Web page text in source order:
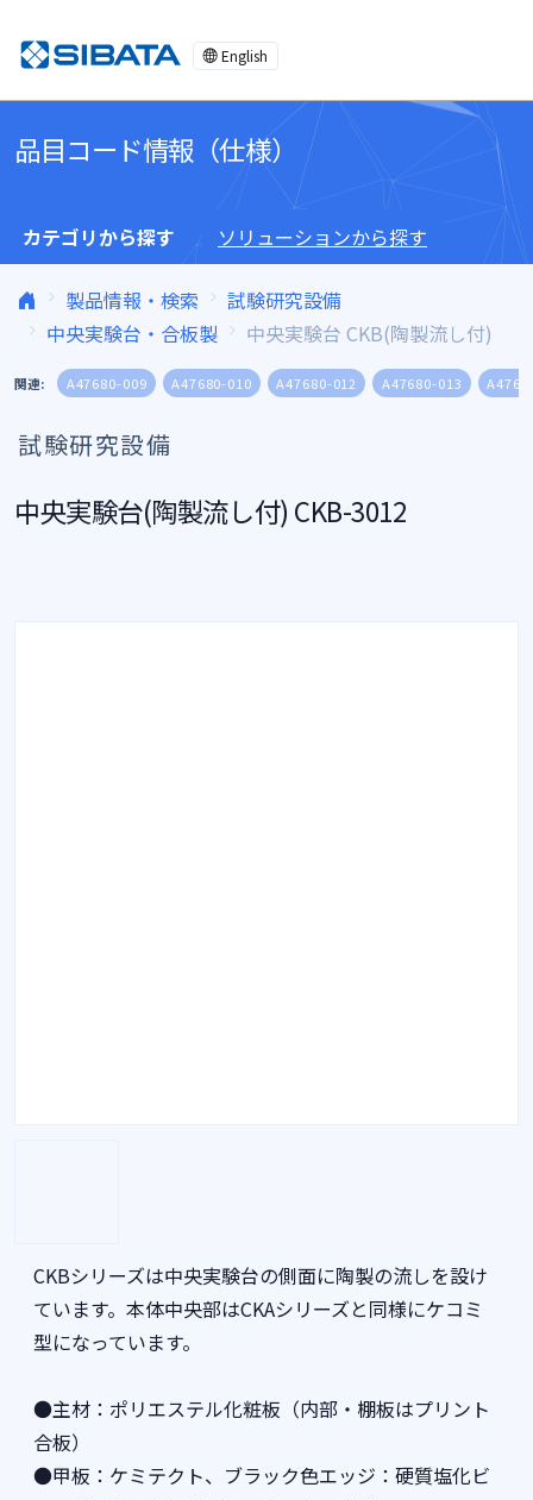
English
品目コード情報（仕様）
カテゴリから探す ソリューションから探す
製品情報・検索
試験研究設備
中央実験台・合板製
中央実験台 CKB(陶製流し付)
関連: A47680-009 A47680-010 A47680-012 A47680-013
試験研究設備
中央実験台(陶製流し付) CKB-3012
CKBシリーズは中央実験台の側面に陶製の流しを設け
ています。本体中央部はCKAシリーズと同様にケコミ
型になっています。
●主材：ポリエステル化粧板（内部・棚板はプリント
合板）
●甲板：ケミテクト、ブラック色エッジ：硬質塩化ビ